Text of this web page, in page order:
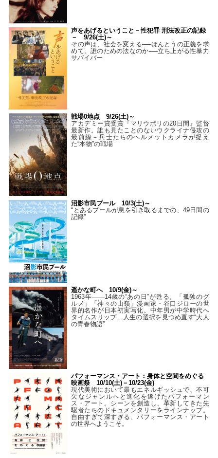
声をあげるということ－性犯罪 刑法改正の記録
－ 9/26(土)～
その声は、社会を変える──ほんとうの正義を求
めて。誰のための法なのか──立ち上がる性暴力
サバイバー
戦場0地点 9/26(土)～
アカデミー賞受賞『マリウポリの20日間』監督
最新作。誰も見たことのないウクライナ侵攻の
最前線－兵士たちのヘルメットカメラが捉え
た“本物”の戦場
沼影市民プール 10/3(土)～
“とあるプールが息を引き取るまでの、49日間の
記録”
遥かな町へ 10/9(金)～
1963年――14歳の“あの日”が甦る。「孤独のグ
ルメ」「神々の山嶺」漫画家・谷口ジローの世
界的名作が日本初実写化。中年男が中学時代へ
タイムスリップ…人生の選択を見つめ直す“大人
の青春物語”
パフォーマンス・アート：身体と空間をめぐる
映画祭 10/10(土)－10/23(金)
現代美術において最もエネルギッシュで、不可
欠なジャンルへと進化を遂げたパフォーマン
ス・アート。シーンを創造し、革新してきた先
駆者たちのドキュメンタリーをラインナップ。
自由すぎて深すぎる、パフォーマンス・アート
の世界へようこそ。